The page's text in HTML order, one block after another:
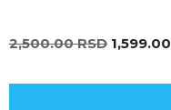
2,500.00RSD 1,599.00